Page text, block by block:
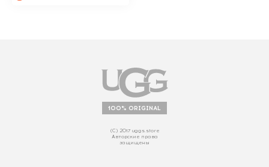
100% ORIGINAL
(С) 2017 uggs.store
Авторские права
защищены